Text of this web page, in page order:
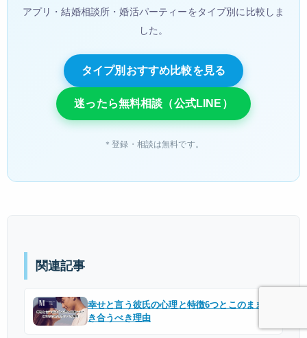
アプリ・結婚相談所・婚活パーティーをタイプ別に比較しま
した。
タイプ別おすすめ比較を見る
迷ったら無料相談（公式LINE）
＊登録・相談は無料です。
関連記事
幸せと言う彼氏の心理と特徴6つとこのまま付
き合うべき理由